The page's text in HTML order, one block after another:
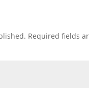
Required fields